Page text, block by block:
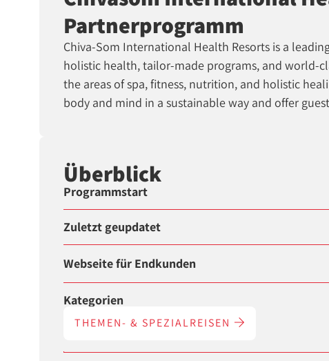
Partnerprogramm
Chiva-Som International Health Resorts is a
holistic health, tailor-made programs, and world-
the areas of spa, fitness, nutrition, and holistic
body and mind in a sustainable way and offer
Überblick
Programmstart
Zuletzt geupdatet
Webseite für Endkunden
Kategorien
THEMEN- & SPEZIALREISEN